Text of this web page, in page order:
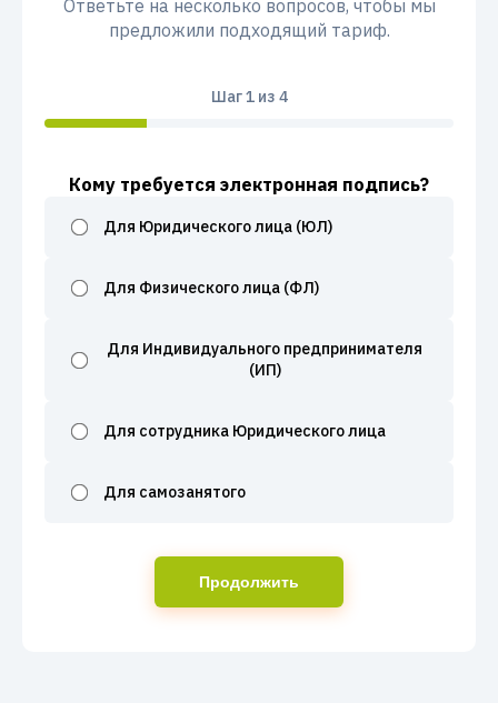
Ответьте на несколько вопросов, чтобы мы
предложили подходящий тариф.
Шаг1из 4
Кому требуется электронная подпись?
Для Юридического лица (ЮЛ)
Для Физического лица (ФЛ)
Для Индивидуального предпринимателя
(ИП)
Для сотрудника Юридического лица
Для самозанятого
Продолжить